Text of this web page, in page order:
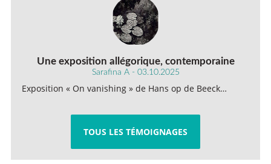
Une exposition allégorique, contemporaine
Sarafina A - 03.10.2025
Exposition « On vanishing » de Hans op de Beeck…
TOUS LES TÉMOIGNAGES